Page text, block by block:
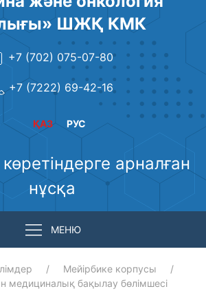
ШЖҚ КМК
+7 (702) 075-07-80
+7 (7222) 69-42-16
РУС
ҚАЗ
арналған
нұсқа
МЕНЮ
Мейірбике корпусы
медициналық бақылау бөлімшесі